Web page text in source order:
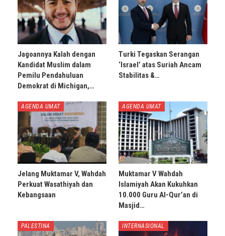
Jagoannya Kalah dengan
Kandidat Muslim dalam
Pemilu Pendahuluan
Demokrat di Michigan,…
Turki Tegaskan Serangan
‘Israel’ atas Suriah Ancam
Stabilitas &…
AGENDA UMAT
Jelang Muktamar V, Wahdah
Perkuat Wasathiyah dan
Kebangsaan
AGENDA UMAT
Muktamar V Wahdah
Islamiyah Akan Kukuhkan
10.000 Guru Al-Qur’an di
Masjid…
PALESTINA INTERNASIONAL